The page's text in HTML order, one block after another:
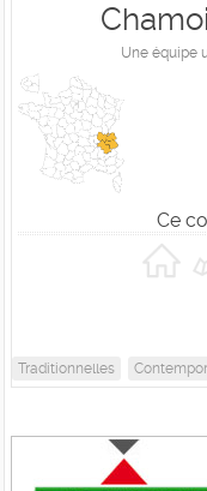
Une équipe
Ce
Traditionnelles